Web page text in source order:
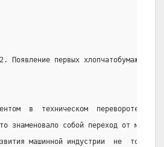
Появление первых хлопчатобумажных
в  техническом  перевороте
знаменовало собой переход от
машинной индустрии  не